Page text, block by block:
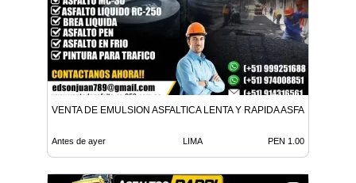
VENTA DE EMULSION ASFALTICA LENTA Y RAPIDA ASFALTO EN
Antes de ayer LIMA PEN 1.00